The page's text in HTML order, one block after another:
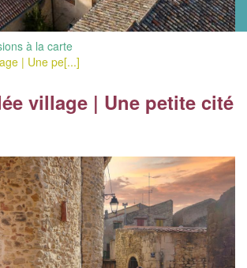
à la carte
| Une pe[...]
village | Une petite cité